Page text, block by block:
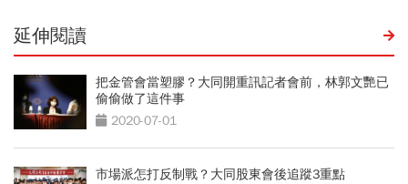
延伸閱讀
把金管會當塑膠？大同開重訊記者會前，林郭文艷已
偷偷做了這件事
2020-07-01
市場派怎打反制戰？大同股東會後追蹤3重點